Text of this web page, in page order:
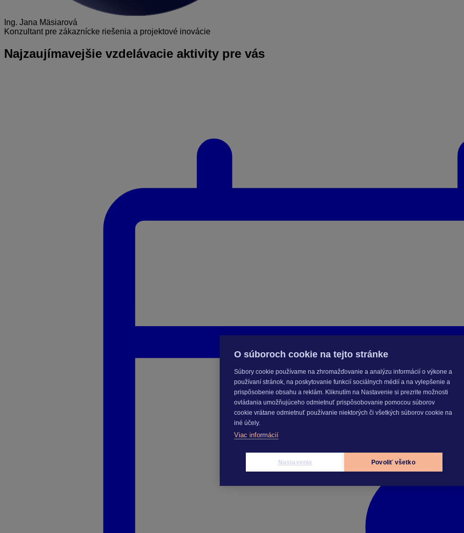
Ing. Jana Mäsiarová
Konzultant pre zákaznícke riešenia a projektové inovácie
Najzaujímavejšie vzdelávacie aktivity pre vás
O súboroch cookie na tejto stránke
Súbory cookie používame na zhromažďovanie a analýzu informácií o výkone a
používaní stránok, na poskytovanie funkcií sociálnych médií a na vylepšenie a
prispôsobenie obsahu a reklám. Kliknutím na Nastavenie si prezrite možnosti
ovládania umožňujúceho odmietnuť prispôsobovanie pomocou súborov
cookie vrátane odmietnuť používanie niektorých či všetkých súborov cookie na
iné účely.
Viac informácií
Nastavenia Povoliť všetko